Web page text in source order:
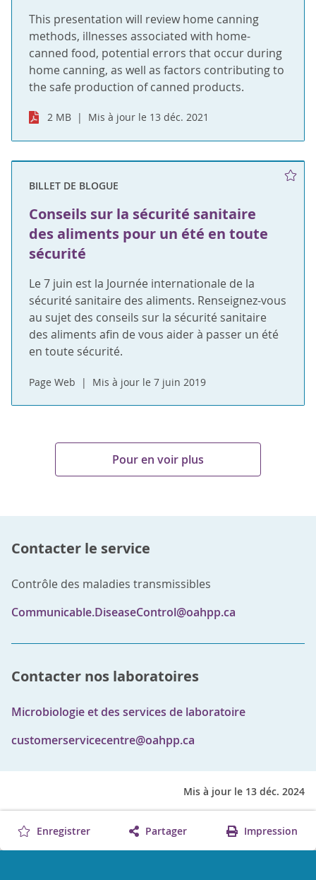
This presentation will review home canning
methods, illnesses associated with home-
canned food, potential errors that occur during
home canning, as well as factors contributing to
the safe production of canned products.
2 MB Mis à jour le 13 déc. 2021
BILLET DE BLOGUE
Conseils sur la sécurité sanitaire
des aliments pour un été en toute
sécurité
Le 7 juin est la Journée internationale de la
sécurité sanitaire des aliments. Renseignez-vous
au sujet des conseils sur la sécurité sanitaire
des aliments afin de vous aider à passer un été
en toute sécurité.
Page Web Mis à jour le 7 juin 2019
Pour en voir plus
Contacter le service
Contrôle des maladies transmissibles
Communicable.DiseaseControl@oahpp.ca
Contacter nos laboratoires
Microbiologie et des services de laboratoire
customerservicecentre@oahpp.ca
Mis à jour le 13 déc. 2024
Enregistrer Partager Impression